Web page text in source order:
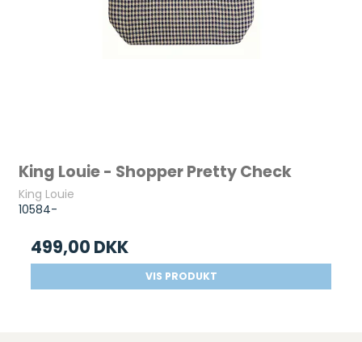
King Louie - Shopper Pretty Check
King Louie
10584-
499,00 DKK
VIS PRODUKT